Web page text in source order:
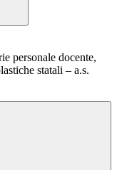
personale docente,
statali – a.s.